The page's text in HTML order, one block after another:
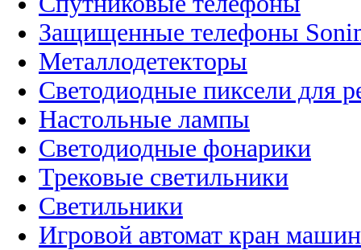
Защищенные телефоны
Металлодетекторы
Светодиодные пиксели для
Настольные лампы
Светодиодные фонарики
Трековые светильники
Светильники
Игровой автомат кран